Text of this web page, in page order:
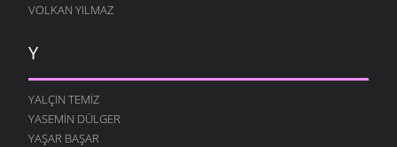
VOLKAN YILMAZ
Y
YALÇIN TEMIZ
YASEMIN DÜLGER
YAŞAR BAŞAR